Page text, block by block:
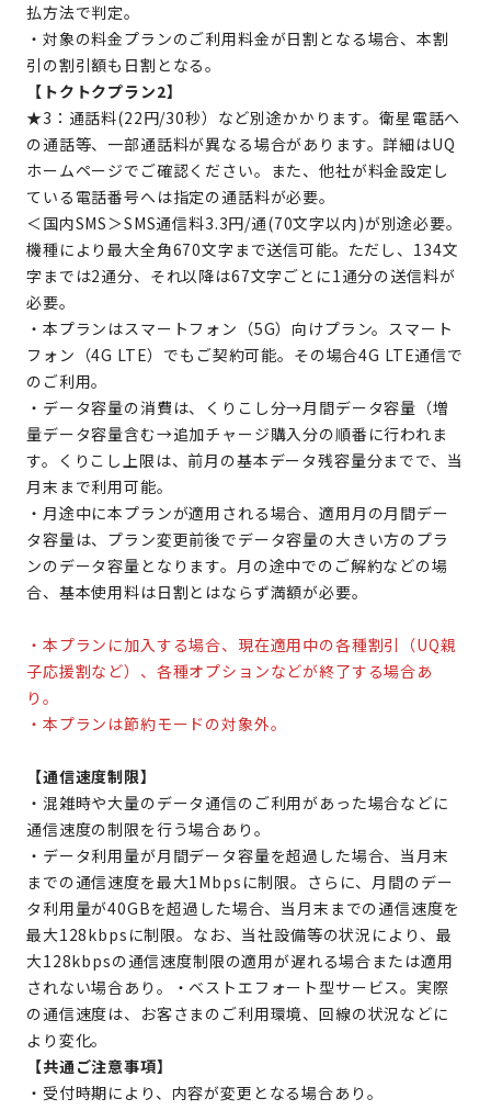
払方法で判定。
・対象の料金プランのご利用料金が日割となる場合、本割
引の割引額も日割となる。
【トクトクプラン2】
★3：通話料(22円/30秒）など別途かかります。衛星電話へ
の通話等、一部通話料が異なる場合があります。詳細はUQ
ホームページでご確認ください。また、他社が料金設定し
ている電話番号へは指定の通話料が必要。
＜国内SMS＞SMS通信料3.3円/通(70文字以内)が別途必要。
機種により最大全角670文字まで送信可能。ただし、134文
字までは2通分、それ以降は67文字ごとに1通分の送信料が
必要。
・本プランはスマートフォン（5G）向けプラン。スマート
フォン（4G LTE）でもご契約可能。その場合4G LTE通信で
のご利用。
・データ容量の消費は、くりこし分→月間データ容量（増
量データ容量含む→追加チャージ購入分の順番に行われま
す。くりこし上限は、前月の基本データ残容量分までで、当
月末まで利用可能。
・月途中に本プランが適用される場合、適用月の月間デー
タ容量は、プラン変更前後でデータ容量の大きい方のプラ
ンのデータ容量となります。月の途中でのご解約などの場
合、基本使用料は日割とはならず満額が必要。
・本プランに加入する場合、現在適用中の各種割引（UQ親
子応援割など）、各種オプションなどが終了する場合あ
り。
・本プランは節約モードの対象外。
【通信速度制限】
・混雑時や大量のデータ通信のご利用があった場合などに
通信速度の制限を行う場合あり。
・データ利用量が月間データ容量を超過した場合、当月末
までの通信速度を最大1Mbpsに制限。さらに、月間のデー
タ利用量が40GBを超過した場合、当月末までの通信速度を
最大128kbpsに制限。なお、当社設備等の状況により、最
大128kbpsの通信速度制限の適用が遅れる場合または適用
されない場合あり。・ベストエフォート型サービス。実際
の通信速度は、お客さまのご利用環境、回線の状況などに
より変化。
【共通ご注意事項】
・受付時期により、内容が変更となる場合あり。